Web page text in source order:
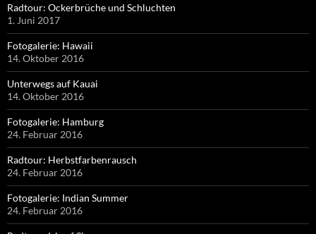
Radtour: Ockerbrüche und Schluchten
1. Juni 2017
Fotogalerie: Hawaii
14. Oktober 2016
Unterwegs auf Kauai
14. Oktober 2016
Fotogalerie: Hamburg
24. Februar 2016
Radtour: Herbstfarbenrausch
24. Februar 2016
Fotogalerie: Indian Summer
24. Februar 2016